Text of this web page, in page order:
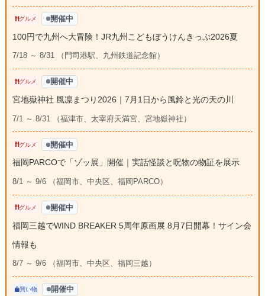
グルメ 開催中
100円で九州へ大冒険！JR九州こどもぼうけんきっぷ2026夏
7/18 ～ 8/31 （門司港駅、九州鉄道記念館）
グルメ 開催中
宮地嶽神社 風凛まつり2026｜7月1日から風鈴と光の天の川
7/1 ～ 8/31 （福津市、太宰府天満宮、宮地嶽神社）
グルメ 開催中
福岡PARCOで「ゾッ展」開催｜実話怪談と呪物の物証を展示
8/1 ～ 9/6 （福岡市、中央区、福岡PARCO）
グルメ 開催中
福岡三越でWIND BREAKER 5周年原画展 8月7日開幕！サイン会
情報も
8/7 ～ 9/6 （福岡市、中央区、福岡三越）
買い物 開催中